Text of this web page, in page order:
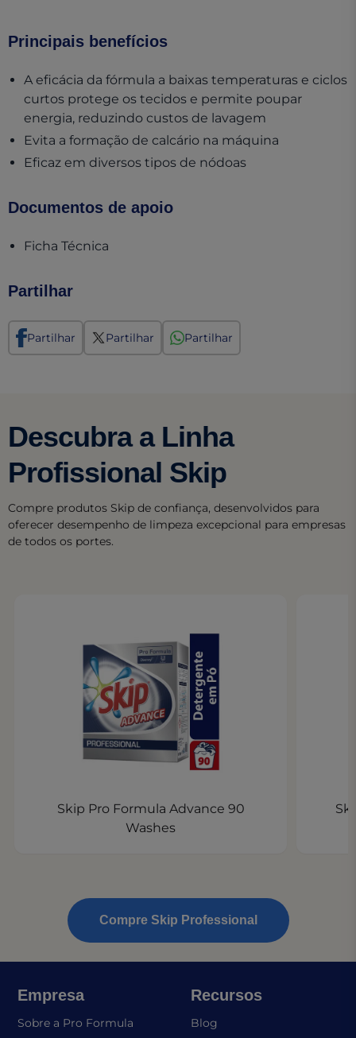
Principais benefícios
A eficácia da fórmula a baixas temperaturas e ciclos
curtos protege os tecidos e permite poupar
energia, reduzindo custos de lavagem
Evita a formação de calcário na máquina
Eficaz em diversos tipos de nódoas
Documentos de apoio
Ficha Técnica
Partilhar
Partilhar Partilhar Partilhar
Descubra a Linha
Profissional Skip
Compre produtos Skip de confiança, desenvolvidos para
oferecer desempenho de limpeza excepcional para empresas
de todos os portes.
Skip Pro Formula Advance 90
Washes
Compre Skip Professional
Empresa
Sobre a Pro Formula
Recursos
Blog